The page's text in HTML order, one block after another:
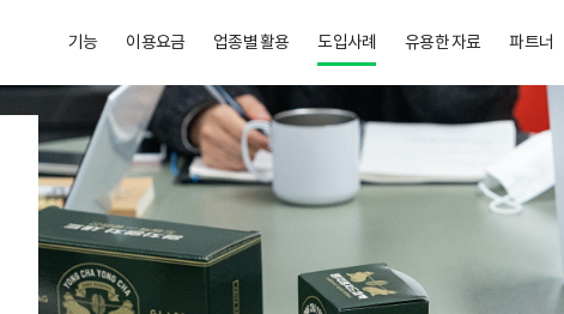
기능 이용요금 업종별 활용 도입사례 유용한 자료 파트너